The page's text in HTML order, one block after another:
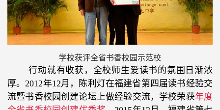
学校获评全省书香校园示范校
行动就有收获，全校师生爱读书的氛围日渐浓
厚。2012年12月，陈利灯在福建省第四届读书经验交
流暨书香校园创建论坛上做经验交流，学校荣获年度